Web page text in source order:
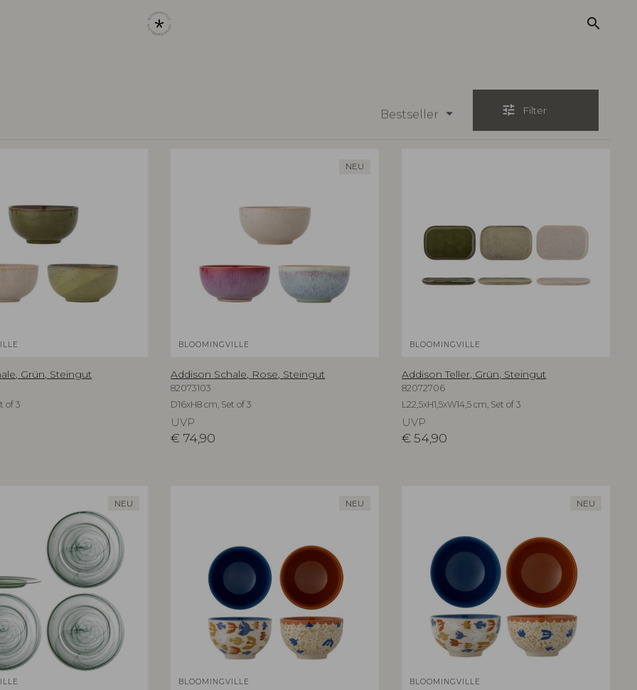
search
Bestseller tune Filter
Grün, Steingut
of 3
NEU
BLOOMINGVILLE
Addison Schale, Rose, Steingut
82073103
D16xH8 cm, Set of 3
UVP
€ 74,90
BLOOMINGVILLE
Addison Teller, Grün, Steingut
82072706
L22,5xH1,5xW14,5 cm, Set of 3
UVP
€ 54,90
NEU NEU
BLOOMINGVILLE
NEU
BLOOMINGVILLE